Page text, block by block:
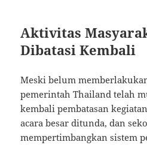
Aktivitas
Dibatasi Kembali
Meski belum
pemerintah Thailand telah
kembali pembatasan
acara besar ditunda, dan
mempertimbangkan sistem